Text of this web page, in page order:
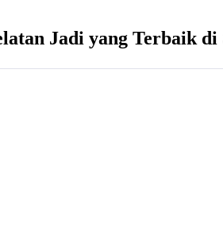
Jadi yang Terbaik di